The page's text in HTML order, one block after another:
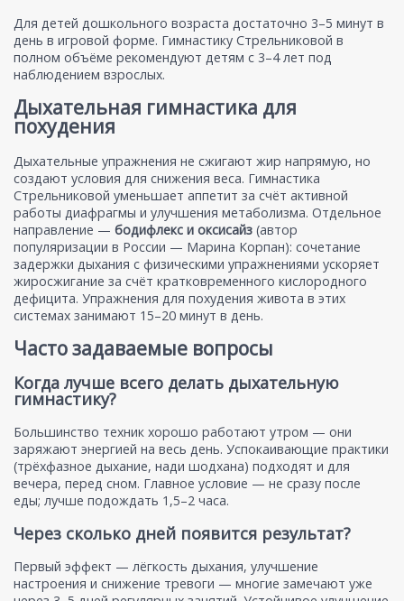
Для детей дошкольного возраста достаточно 3–5 минут в
день в игровой форме. Гимнастику Стрельниковой в
полном объёме рекомендуют детям с 3–4 лет под
наблюдением взрослых.
Дыхательная гимнастика для
похудения
Дыхательные упражнения не сжигают жир напрямую, но
создают условия для снижения веса. Гимнастика
Стрельниковой уменьшает аппетит за счёт активной
работы диафрагмы и улучшения метаболизма. Отдельное
направление — бодифлекс и оксисайз (автор
популяризации в России — Марина Корпан): сочетание
задержки дыхания с физическими упражнениями ускоряет
жиросжигание за счёт кратковременного кислородного
дефицита. Упражнения для похудения живота в этих
системах занимают 15–20 минут в день.
Часто задаваемые вопросы
Когда лучше всего делать дыхательную
гимнастику?
Большинство техник хорошо работают утром — они
заряжают энергией на весь день. Успокаивающие практики
(трёхфазное дыхание, нади шодхана) подходят и для
вечера, перед сном. Главное условие — не сразу после
еды; лучше подождать 1,5–2 часа.
Через сколько дней появится результат?
Первый эффект — лёгкость дыхания, улучшение
настроения и снижение тревоги — многие замечают уже